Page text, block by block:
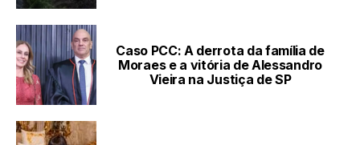
Caso PCC: A derrota da família de
Moraes e a vitória de Alessandro
Vieira na Justiça de SP